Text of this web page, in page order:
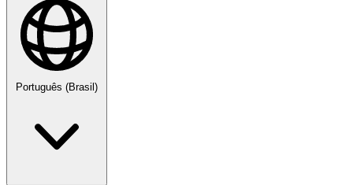
Português (Brasil)